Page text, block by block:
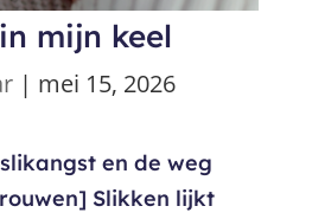
mijn keel
| mei 15, 2026
en de weg
Slikken lijkt